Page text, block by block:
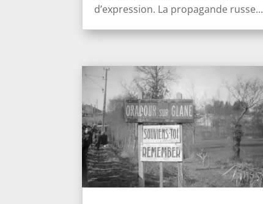
d’expression. La propagande russe...